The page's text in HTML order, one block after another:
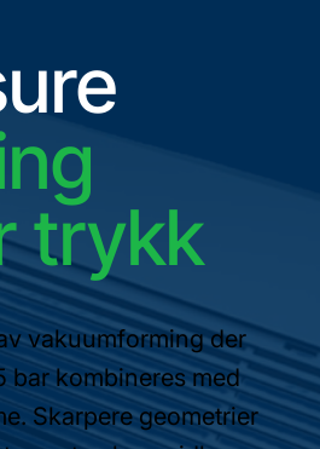
trykk
vakuumforming der
bar kombineres med
Skarpere geometrier